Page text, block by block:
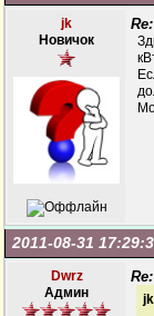
jk
Новичок
2011-08-31
Dwrz
Админ